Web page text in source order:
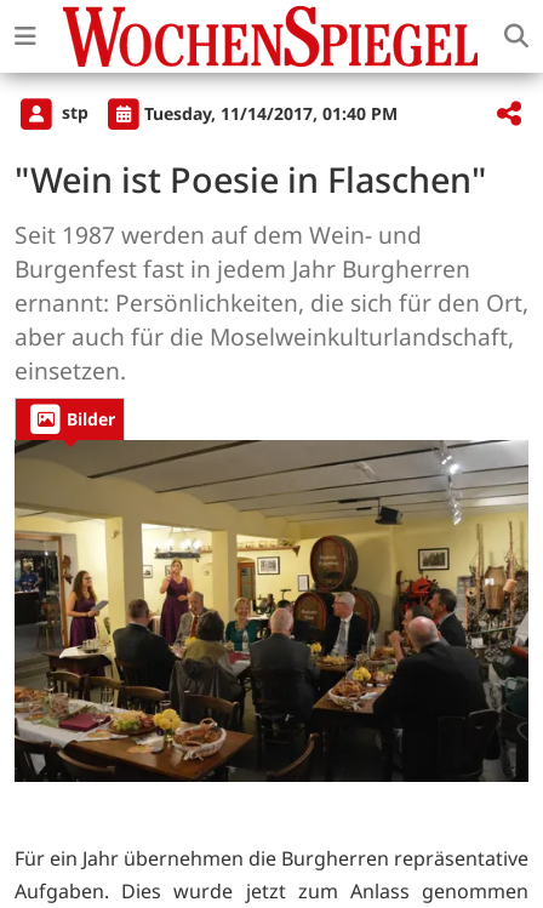
stp Tuesday, 11/14/2017, 01:40 PM
"Wein ist Poesie in Flaschen"
Seit 1987 werden auf dem Wein- und
Burgenfest fast in jedem Jahr Burgherren
ernannt: Persönlichkeiten, die sich für den Ort,
aber auch für die Moselweinkulturlandschaft,
einsetzen.
Bilder
Für ein Jahr übernehmen die Burgherren repräsentative
Aufgaben. Dies wurde jetzt zum Anlass genommen